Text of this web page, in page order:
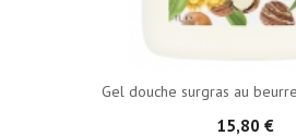
Gel douche surgras au
15,80 €